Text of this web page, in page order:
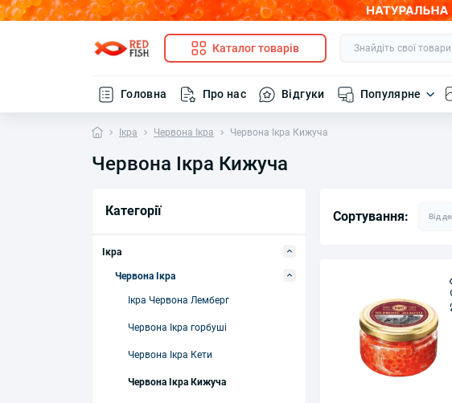
Каталог товарів
Головна Про нас Відгуки Популярне
Ікра Червона Ікра Червона Ікра Кижуча
Червона Ікра Кижуча
Категорії
Ікра
Червона Ікра
Ікра Червона Лемберг
Червона Ікра горбуші
Червона Ікра Кети
Червона Ікра Кижуча
Сортування: